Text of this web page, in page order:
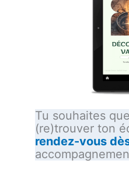
Tu souhaites
(re)trouver ton
rendez-vous